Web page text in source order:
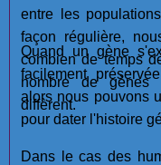
entre les
façon régulière,
combien de temps
nombre de gènes
diffèrent.
Quand un gène
facilement
alors nous pouvons
pour dater l'histoire
Dans le cas des